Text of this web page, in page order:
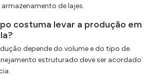
de lajes.
costuma levar a produção em
depende do volume e do tipo de
estruturado deve ser acordado